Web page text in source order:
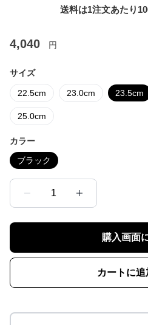
送料は1注文あたり
4,040 円
サイズ
22.5cm 23.0cm 23.5cm
25.0cm
カラー
ブラック
1
購入画面
カートに追